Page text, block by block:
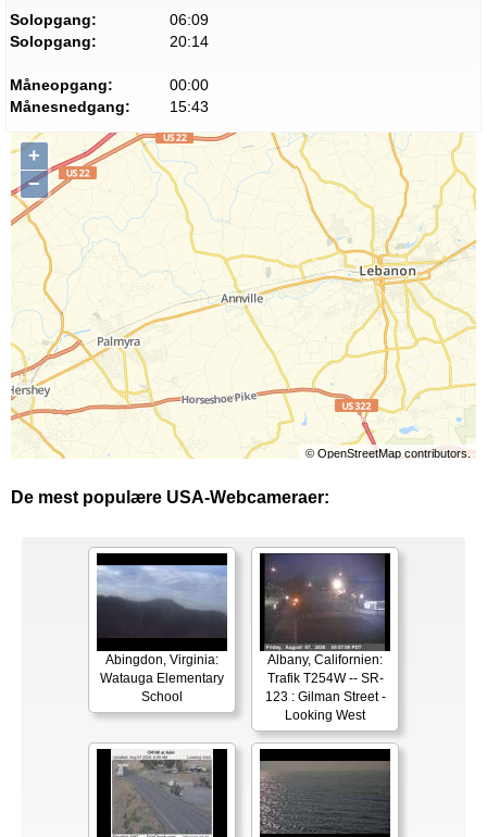
Solopgang:
06:09
Solopgang:
20:14
Måneopgang:
00:00
Månesnedgang:
15:43
+
−
© OpenStreetMapcontributors.
De mest populære USA-Webcameraer:
Abingdon, Virginia:
Watauga Elementary
School
Albany, Californien:
Trafik T254W -- SR-
123 : Gilman Street -
Looking West